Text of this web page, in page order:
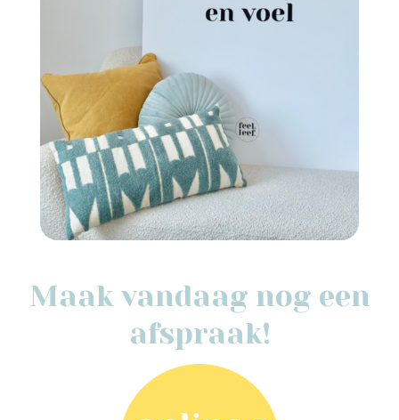
Maak vandaag nog een
afspraak!